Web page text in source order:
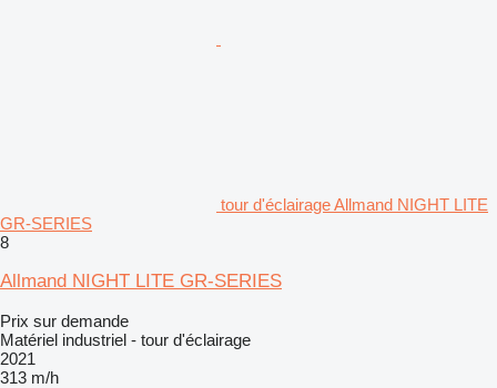
tour d'éclairage Allmand NIGHT LITE
GR-SERIES
8
Allmand NIGHT LITE GR-SERIES
Prix sur demande
Matériel industriel - tour d'éclairage
2021
313 m/h